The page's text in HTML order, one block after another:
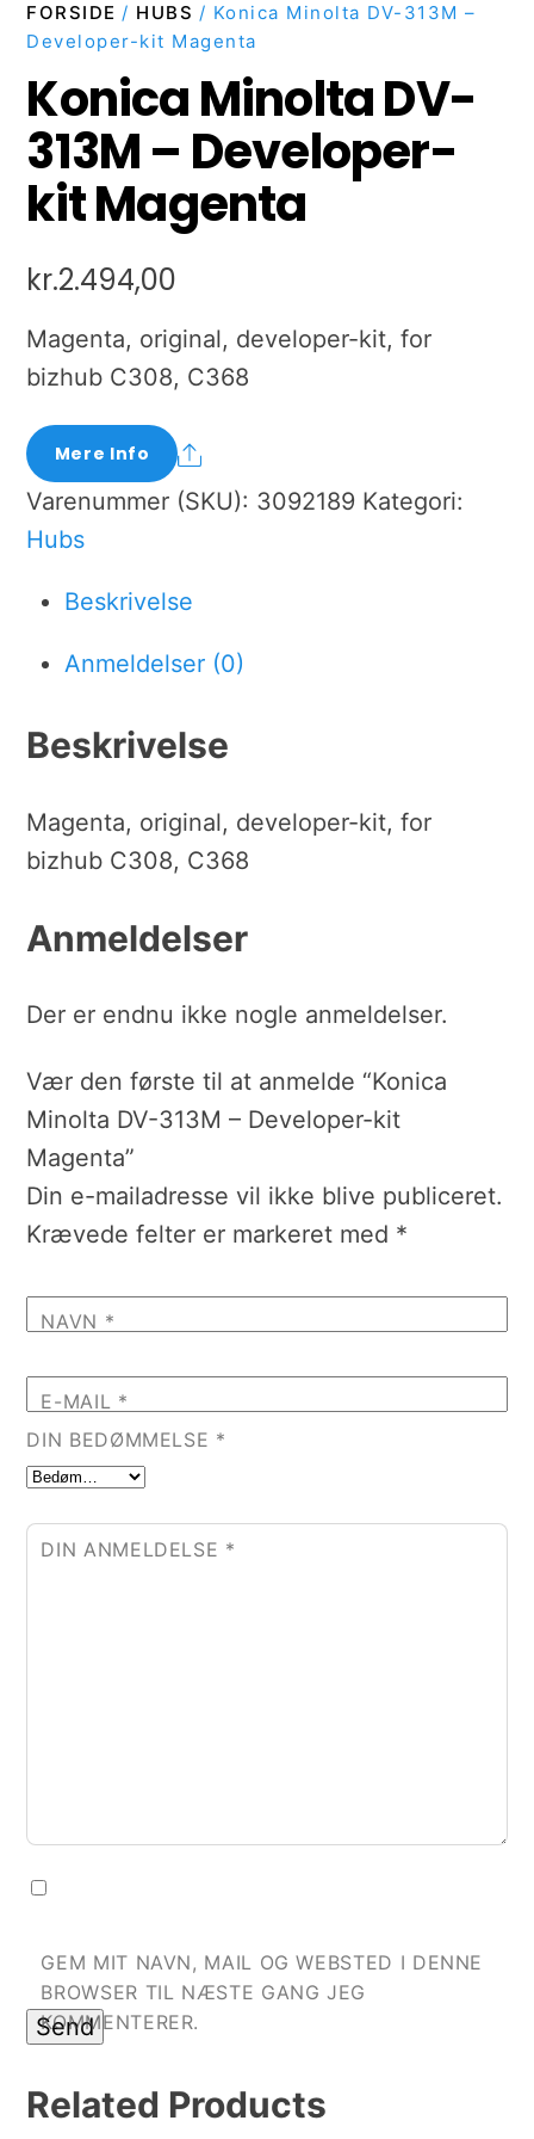
FORSIDE / HUBS / Konica Minolta DV-313M –
Developer-kit Magenta
Konica Minolta DV-
313M – Developer-
kit Magenta
kr.2.494,00
Magenta, original, developer-kit, for
bizhub C308, C368
Mere Info
Share
Varenummer (SKU): 3092189 Kategori:
Hubs
Beskrivelse
Anmeldelser (0)
Beskrivelse
Magenta, original, developer-kit, for
bizhub C308, C368
Anmeldelser
Der er endnu ikke nogle anmeldelser.
Vær den første til at anmelde “Konica
Minolta DV-313M – Developer-kit
Magenta”
Din e-mailadresse vil ikke blive publiceret.
Krævede felter er markeret med *
NAVN *
E-MAIL *
DIN BEDØMMELSE *
DIN ANMELDELSE *
GEM MIT NAVN, MAIL OG WEBSTED I DENNE
BROWSER TIL NÆSTE GANG JEG
KOMMENTERER.
Related Products